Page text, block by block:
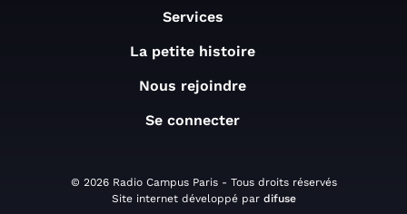
Services
La petite histoire
Nous rejoindre
Se connecter
© 2026 Radio Campus Paris - Tous droits réservés
Site internet développé par difuse